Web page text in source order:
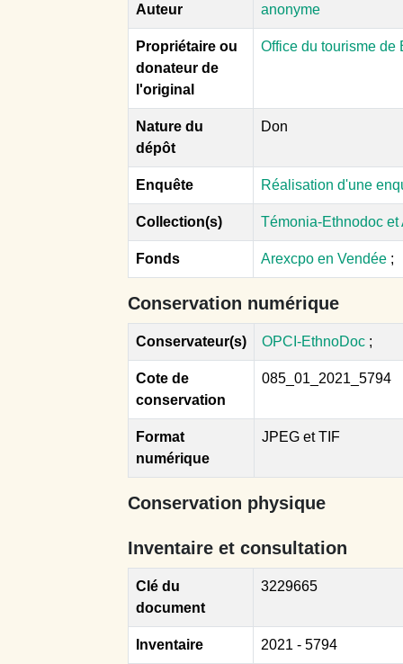
Auteur anonyme
Propriétaire ou
donateur de
l'original
Office du tourisme de
Nature du
dépôt
Don
Enquête Réalisation d'une
Collection(s) Témonia-Ethnodoc
Fonds Arexcpo en Vendée ;
Conservation numérique
Conservateur(s) OPCI-EthnoDoc ;
Cote de
conservation
085_01_2021_5794
Format
numérique
JPEG et TIF
Conservation physique
Inventaire et consultation
Clé du
document
3229665
Inventaire 2021 - 5794